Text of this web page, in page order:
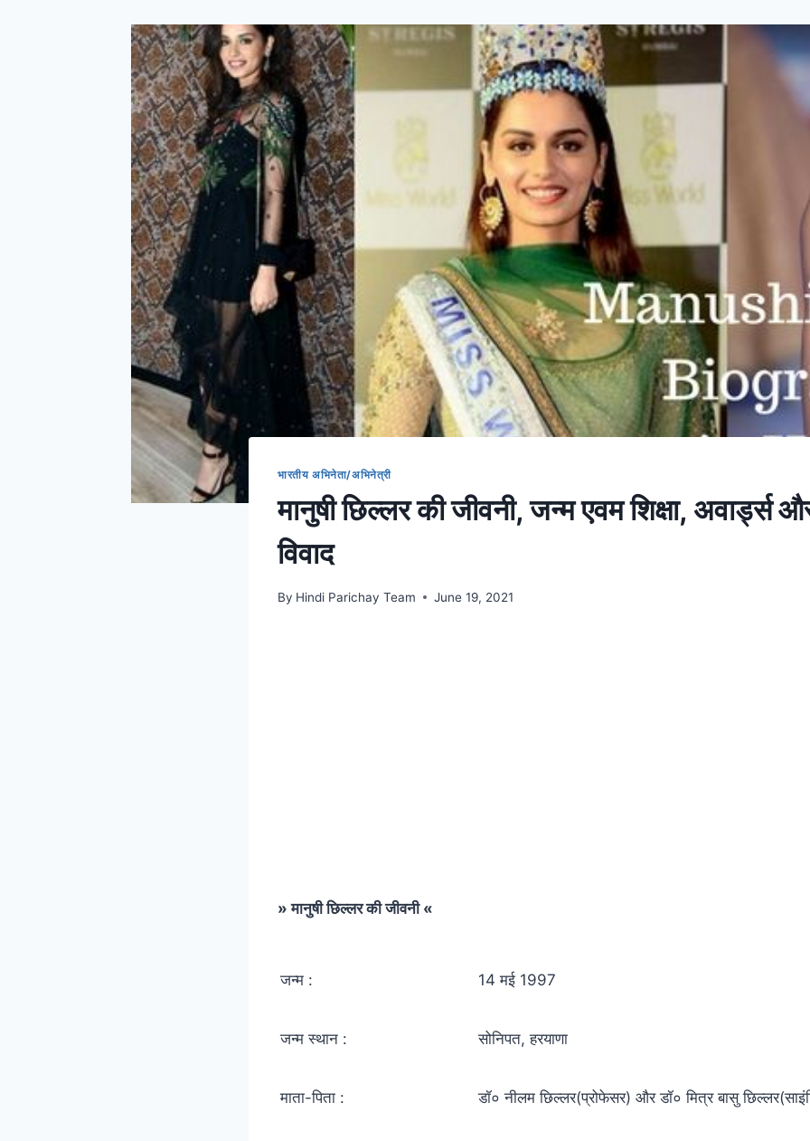
भारतीय अभिनेता/अभिनेत्री
मानुषी छिल्लर की जीवनी, जन्म एवम शिक्षा, अवार्ड्स
विवाद
By Hindi Parichay Team June 19, 2021
» मानुषी छिल्लर की जीवनी «
जन्म : 14 मई 1997
जन्म स्थान : सोनिपत, हरयाणा
माता-पिता : डॉ० नीलम छिल्लर(प्रोफेसर) और डॉ० मित्र बासु